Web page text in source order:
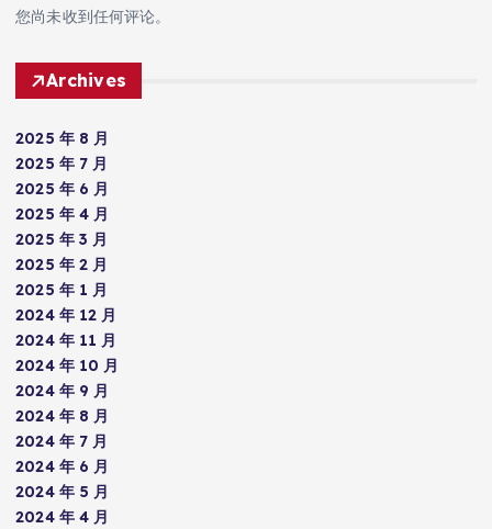
您尚未收到任何评论。
Archives
2025 年 8 月
2025 年 7 月
2025 年 6 月
2025 年 4 月
2025 年 3 月
2025 年 2 月
2025 年 1 月
2024 年 12 月
2024 年 11 月
2024 年 10 月
2024 年 9 月
2024 年 8 月
2024 年 7 月
2024 年 6 月
2024 年 5 月
2024 年 4 月